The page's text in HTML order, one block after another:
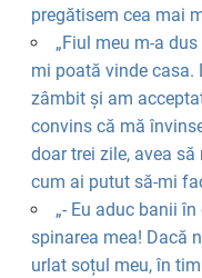
pregătisem cea mai
„Fiul meu m-a
mi poată vinde casa.
zâmbit și am
convins că mă
doar trei zile, avea
cum ai putut să-mi
„- Eu aduc banii
spinarea mea! Dacă
urlat soțul meu, în